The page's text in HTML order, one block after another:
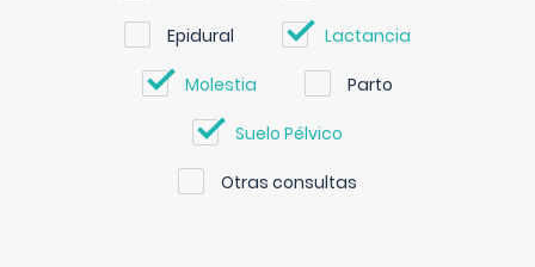
Epidural Lactancia
Molestia Parto
Suelo Pélvico
Otras consultas